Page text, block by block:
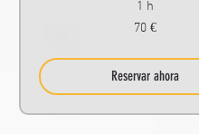
1 h
70 €
Reservar ahora